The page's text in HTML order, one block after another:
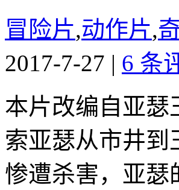
冒险片,动作片,
2017-7-27 | 6 条
本片改编自亚瑟
索亚瑟从市井到
惨遭杀害，亚瑟